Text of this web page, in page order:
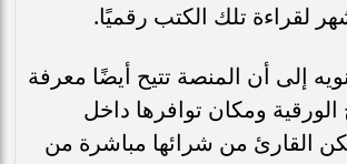
لقراءة تلك الكتب رقميًا.
إلى أن المنصة تتيح أيضًا معرفة
ومكان توافرها داخل
القارئ من شرائها مباشرة من